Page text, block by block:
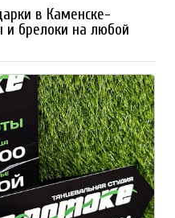
в Каменске-
и брелоки на любой